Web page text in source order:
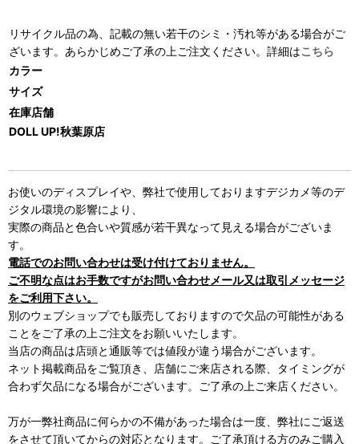
リサイクル品の為、記載の無い若干のシミ・汚れ等がある場合がご
ざいます。あらかじめご了承の上ご注文ください。詳細はこちら
カラー
サイズ
在庫店舗
DOLL UP!秋葉原店
お使いのディスプレイや、弊社で使用しておりますデジカメ等のデ
ジタル環境の影響により、
実際の商品と色合いや質感が若干異なって見える場合がございま
す。
電話でのお問い合わせは受け付けておりません。
ご不明な点はお手数ですがお問い合わせメール又は取引メッセージ
をご利用下さい。
別のウェブショップでも販売しておりますので欠品の可能性がある
ことをご了承の上ご注文をお願いいたします。
当店の商品は店頭と通販等では値段が違う場合がございます。
ネット掲載商品をご覧頂き、店舗にご来店される際、タイミングが
合わず欠品になる場合がございます。ご了承の上ご来店ください。
万が一弊社商品に何らかの不備があった場合は一度、弊社にご返送
をさせて頂いてからの対応となります。ご了承頂ける方のみご購入